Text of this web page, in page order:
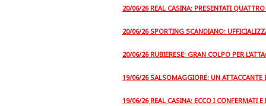
20/06/26 REAL CASINA: PRESENTATI
20/06/26 SPORTING SCANDIANO:
20/06/26 RUBIERESE: GRAN COLPO PER
19/06/26 SALSOMAGGIORE: UN ATTACCANTE
19/06/26 REAL CASINA: ECCO I CONFERMATI E